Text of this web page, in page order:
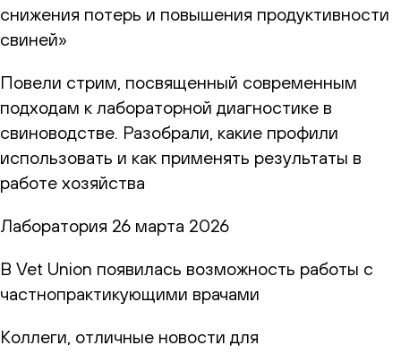
снижения потерь и повышения продуктивности
свиней»
Повели стрим, посвященный современным
подходам к лабораторной диагностике в
свиноводстве. Разобрали, какие профили
использовать и как применять результаты в
работе хозяйства
Лаборатория 26 марта 2026
В Vet Union появилась возможность работы с
частнопрактикующими врачами
Коллеги, отличные новости для